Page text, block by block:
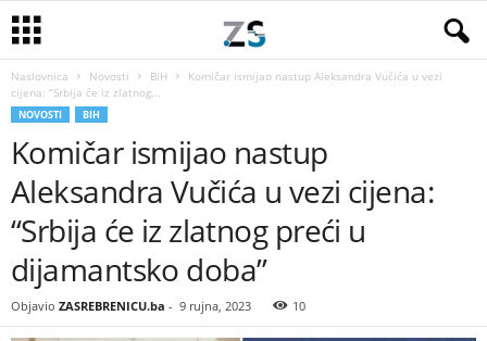
Naslovnica Novosti BiH
Komičar ismijao nastup Aleksandra Vučića u vezi
cijena: “Srbija će iz zlatnog...
NOVOSTI BIH
Komičar ismijao nastup
Aleksandra Vučića u vezi cijena:
“Srbija će iz zlatnog preći u
dijamantsko doba”
Objavio ZASREBRENICU.ba - 9 rujna, 2023 10